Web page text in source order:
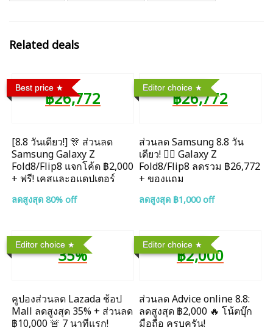
Related deals
Best price
฿26,772
[8.8 วันเดียว!] 🎊 ส่วนลด
Samsung Galaxy Z
Fold8/Flip8 แจกโค้ด ฿2,000
+ ฟรี! เคสและอแดปเตอร์
ลดสูงสุด 80% off
Editor choice
฿26,772
ส่วนลด Samsung 8.8 วัน
เดียว! ❤️‍🔥 Galaxy Z
Fold8/Flip8 ลดรวม ฿26,772
+ ของแถม
ลดสูงสุด ฿1,000 off
Editor choice
35%
คูปองส่วนลด Lazada ช้อป
Mall ลดสูงสุด 35% + ส่วนลด
฿10,000 🚨 7 นาทีแรก!
Editor choice
฿2,000
ส่วนลด Advice online 8.8:
ลดสูงสุด ฿2,000 🔥 โน้ตบุ๊ก
มือถือ ครบครัน!